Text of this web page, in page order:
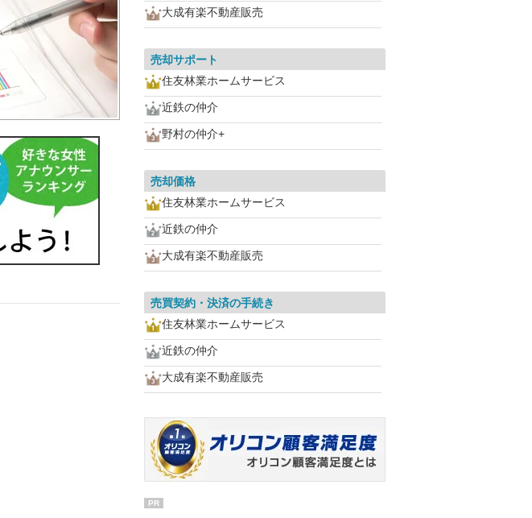
大成有楽不動産販売
売却サポート
住友林業ホームサービス
近鉄の仲介
野村の仲介+
売却価格
住友林業ホームサービス
近鉄の仲介
大成有楽不動産販売
売買契約・決済の手続き
住友林業ホームサービス
近鉄の仲介
大成有楽不動産販売
PR